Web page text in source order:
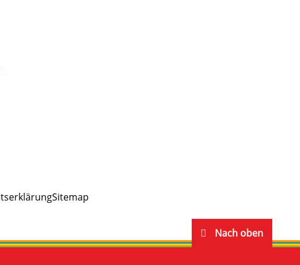
Sitemap
Nach oben